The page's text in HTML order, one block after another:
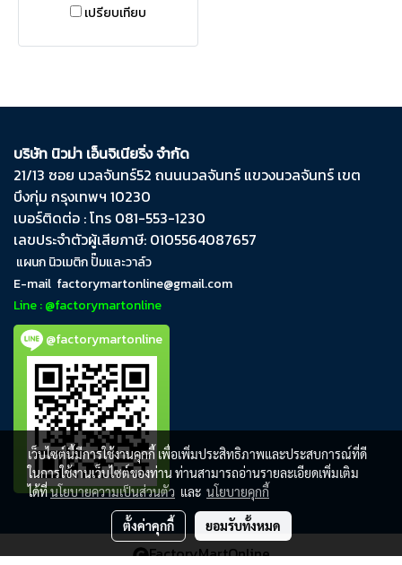
เปรียบเทียบ
บริษัท นิวม่า เอ็นจิเนียริ่ง จำกัด
21/13 ซอย นวลจันทร์​52 ถนน​นวลจันทร์​ แขวง​นวลจันทร์​ เขต​
บึงกุ่ม​ กรุงเทพฯ​ 10230
เบอร์ติดต่อ : โทร 081-553-1230
เลขประจำตัวผู้เสียภาษี: 0105564087657
แผนก นิวเมติก ปั๊มและวาล์ว
E-mail factorymartonline@gmail.com
Line : @factorymartonline
@factorymartonline
FactoryMartOnline
เว็บไซต์นี้มีการใช้งานคุกกี้ เพื่อเพิ่มประสิทธิภาพและประสบการณ์ที่ดี
ในการใช้งานเว็บไซต์ของท่าน ท่านสามารถอ่านรายละเอียดเพิ่มเติม
ได้ที่นโยบายความเป็นส่วนตัว และ นโยบายคุกกี้
ตั้งค่าคุกกี้ ยอมรับทั้งหมด